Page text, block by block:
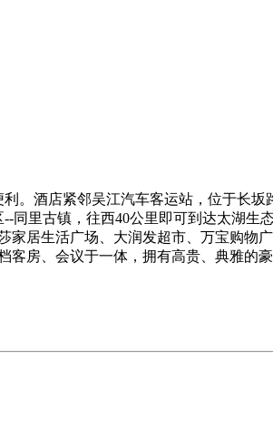
。酒店紧邻吴江汽车客运站，位于长坂
里古镇，往西40公里即可到达太湖生
居生活广场、大润发超市、万宝购物
房、会议于一体，拥有高贵、典雅的